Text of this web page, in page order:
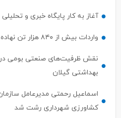
آغاز به کار پایگاه خبری و
واردات بیش از ۸۴۰ هزار تن نهاده دامی از بنادر كاسپین و انزلی
نقش ظرفیت‌های صنعتی بومی در
بهداشتی گیلان
اسماعیل رحمتی مدیرعامل
کشاورزی شهرداری رشت شد